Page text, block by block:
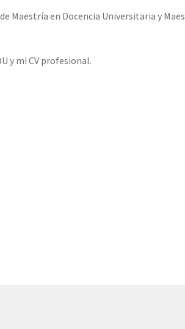
Maestría en Docencia Universitaria y
y mi CV profesional.